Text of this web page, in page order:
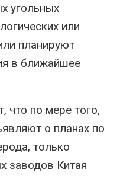
угольных
или
планируют
в ближайшее
что по мере того,
о планах по
только
заводов Китая